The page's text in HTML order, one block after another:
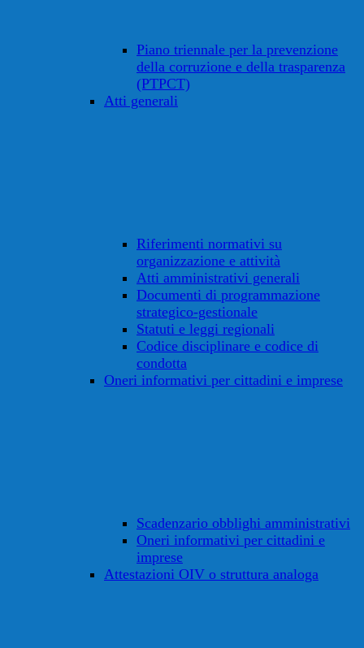
Piano triennale per la prevenzione
della corruzione e della trasparenza
(PTPCT)
Atti generali
Riferimenti normativi su
organizzazione e attività
Atti amministrativi generali
Documenti di programmazione
strategico-gestionale
Statuti e leggi regionali
Codice disciplinare e codice di
condotta
Oneri informativi per cittadini e imprese
Scadenzario obblighi amministrativi
Oneri informativi per cittadini e
imprese
Attestazioni OIV o struttura analoga